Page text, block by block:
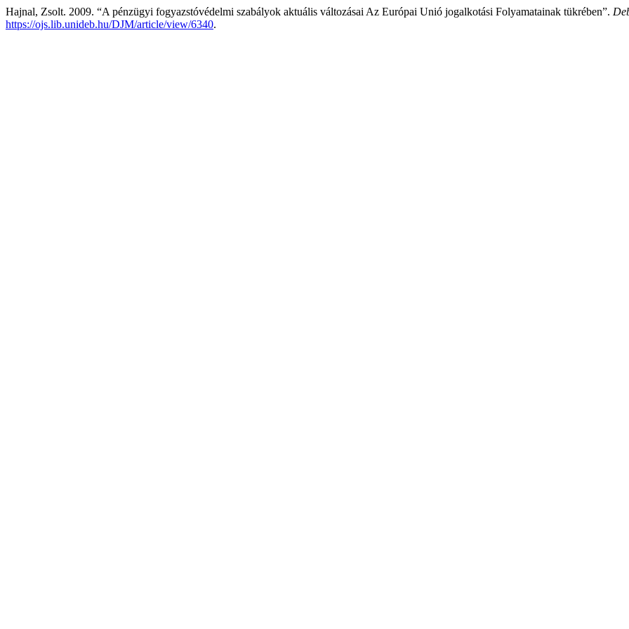
Hajnal, Zsolt. 2009. “A pénzügyi fogyazstóvédelmi szabályok aktuális változásai Az Európai Unió jogalkotási Folyamatainak tükrében”.
https://ojs.lib.unideb.hu/DJM/article/view/6340.